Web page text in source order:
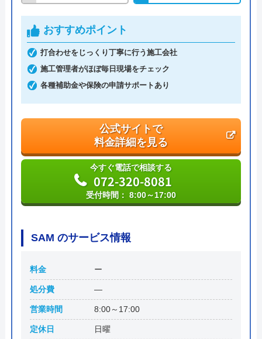
運営会社 株式会社イ―スマイル
代表者 島村禮孝
創業・設立 平成4年6月1日創業
本社所在地
〒542-0066
おすすめポイント
打合わせをじっくり丁寧に行う施工会社
施工管理者がほぼ毎日現場をチェック
各種補助金や保険の申請サポートあり
公式サイトで
料金詳細を見る
今すぐ電話で相談する
072-320-8081
受付時間： 8:00～17:00
SAM のサービス情報
料金 ー
処分費 ―
営業時間 8:00～17:00
定休日 日曜